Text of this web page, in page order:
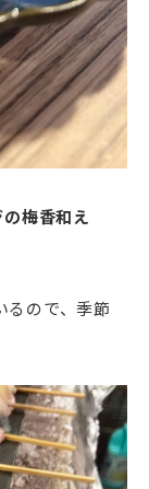
の梅香和え
るので、季節